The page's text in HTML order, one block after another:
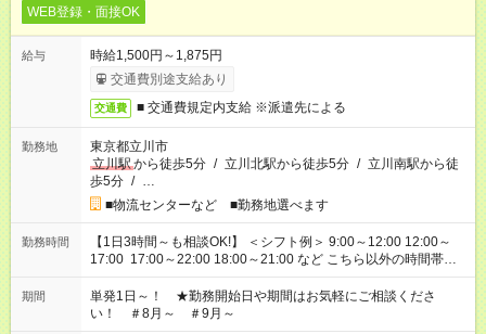
WEB登録・面接OK
給与
時給1,500円～1,875円
交通費別途支給あり
交通費 ■ 交通費規定内支給 ※派遣先による
勤務地
東京都立川市
立川駅から徒歩5分 / 立川北駅から徒歩5分 / 立川南駅から徒
歩5分 / …
■物流センターなど ■勤務地選べます
勤務時間
【1日3時間～も相談OK!】 ＜シフト例＞ 9:00～12:00 12:00～
17:00 17:00～22:00 18:00～21:00 など こちら以外の時間帯も
お気軽にご相談ください！
期間
単発1日～！ ★勤務開始日や期間はお気軽にご相談くださ
い！ ＃8月～ ＃9月～